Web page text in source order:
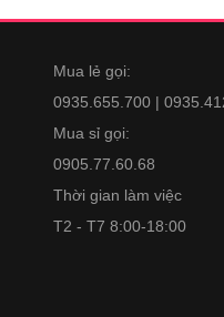
Mua lẻ gọi:
0935.655.700 |
Mua sỉ gọi:
0905.77.60.68
Thời gian làm việc
T2 - T7 8:00-18:00